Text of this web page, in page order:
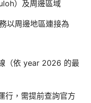
）及周邊區域
以周邊地區連接為
（依 year 2026 的最
行，需提前查詢官方